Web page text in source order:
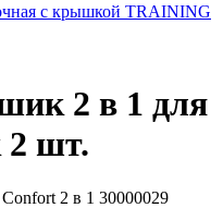
с крышкой TRAINING
2 в 1 для
2 шт.
2 в 1 30000029